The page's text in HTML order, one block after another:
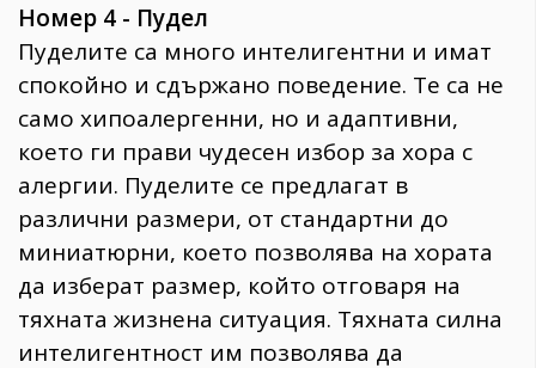
Номер 4 - Пудел
Пуделите са много интелигентни и имат
спокойно и сдържано поведение. Те са не
само хипоалергенни, но и адаптивни,
което ги прави чудесен избор за хора с
алергии. Пуделите се предлагат в
различни размери, от стандартни до
миниатюрни, което позволява на хората
да изберат размер, който отговаря на
тяхната жизнена ситуация. Тяхната силна
интелигентност им позволява да